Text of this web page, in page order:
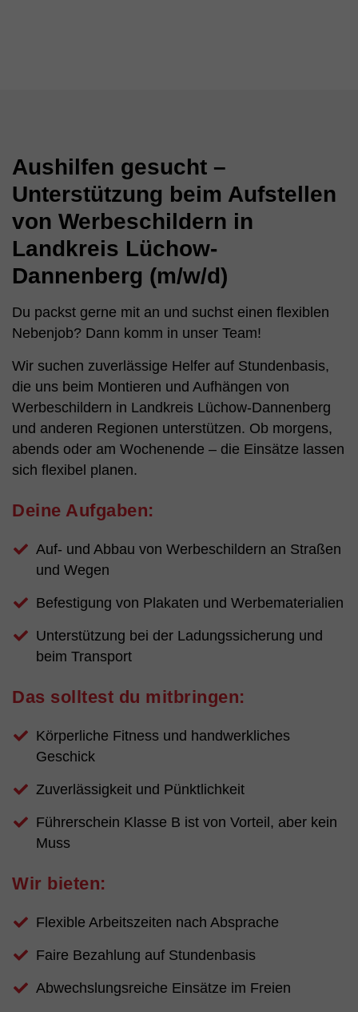
Aushilfen gesucht –
Unterstützung beim Aufstellen
von Werbeschildern in
Landkreis Lüchow-
Dannenberg (m/w/d)
Du packst gerne mit an und suchst einen flexiblen
Nebenjob? Dann komm in unser Team!
Wir suchen zuverlässige Helfer auf Stundenbasis,
die uns beim Montieren und Aufhängen von
Werbeschildern in Landkreis Lüchow-Dannenberg
und anderen Regionen unterstützen. Ob morgens,
abends oder am Wochenende – die Einsätze lassen
sich flexibel planen.
Deine Aufgaben:
Auf- und Abbau von Werbeschildern an Straßen
und Wegen
Befestigung von Plakaten und Werbematerialien
Unterstützung bei der Ladungssicherung und
beim Transport
Das solltest du mitbringen:
Körperliche Fitness und handwerkliches
Geschick
Zuverlässigkeit und Pünktlichkeit
Führerschein Klasse B ist von Vorteil, aber kein
Muss
Wir bieten:
Flexible Arbeitszeiten nach Absprache
Faire Bezahlung auf Stundenbasis
Abwechslungsreiche Einsätze im Freien